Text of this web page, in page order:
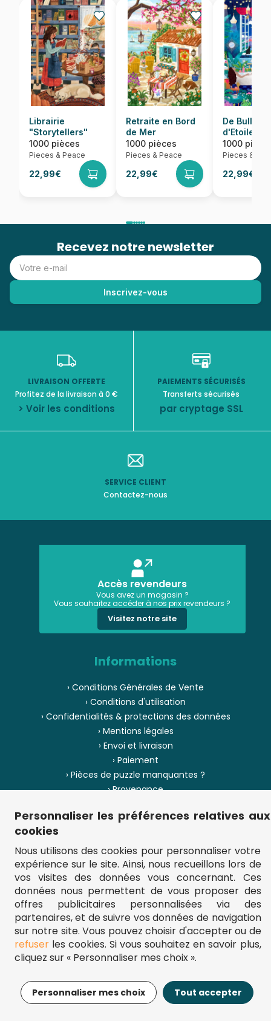
Librairie
"Storytellers"
1000 pièces
Pieces & Peace
22,99€
Retraite en Bord
de Mer
1000 pièces
Pieces & Peace
22,99€
De Bulles
d'Etoiles
1000
Pieces &
22,99€
22,99€ Ajouter au panier
Recevez notre newsletter
LIVRAISON OFFERTE
Profitez de la livraison à 0 €
> Voir les conditions
PAIEMENTS SÉCURISÉS
Transferts sécurisés
par cryptage SSL
SERVICE CLIENT
Contactez-nous
Accès revendeurs
Vous avez un magasin ?
Vous souhaitez accéder à nos prix revendeurs ?
Visitez notre site
Informations
› Conditions Générales de Vente
› Conditions d'utilisation
› Confidentialités & protections des données
› Mentions légales
› Envoi et livraison
› Paiement
› Pièces de puzzle manquantes ?
› Provenance
› Plan du site
** Frais d'envoi = 6,95 € (France) / gratuit à partir de 45 €.
fou-de-puzzle.com : le site référence pour acheter des puzzles de
qualité à bon prix.
© Fou-de-puzzle.com 2011 - 2026
Personnaliser les préférences relatives aux
cookies
Nous utilisons des cookies pour personnaliser votre
expérience sur le site. Ainsi, nous recueillons lors de
vos visites des données vous concernant. Ces
données nous permettent de vous proposer des
offres publicitaires personnalisées via des
partenaires, et de suivre vos données de navigation
sur notre site. Vous pouvez choisir d'accepter ou de
refuserles cookies. Si vous souhaitez en savoir plus,
cliquez sur « Personnaliser mes choix ».
Personnaliser mes choix Tout accepter